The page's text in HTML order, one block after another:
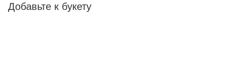
Добавьте к букету